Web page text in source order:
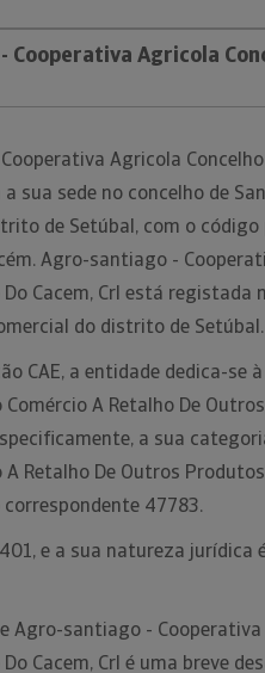
Cooperativa Agricola
Agricola Concelho
sua sede no concelho de
de Setúbal, com o
Agro-santiago -
Cacem, Crl está registada
do distrito de Setúbal.
CAE, a entidade dedica-se à
A Retalho De Outros
a sua
Retalho De Outros
correspondente 47783.
e a sua natureza jurídica
Agro-santiago - Cooperativa
Cacem, Crl é uma breve